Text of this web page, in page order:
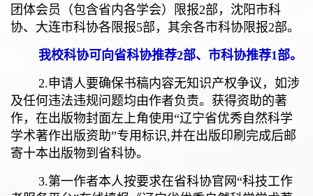
团体会员（包含省内各学会）限报2部，沈阳市科
协、大连市科协各限报5部，其余各市科协限报2部。
我校科协可向省科协推荐2部、市科协推荐1部。
2.申请人要确保书稿内容无知识产权争议，如涉
及任何违法违规问题均由作者负责。获得资助的著
作，在出版物封面左上角使用“辽宁省优秀自然科学
学术著作出版资助”专用标识,并在出版印刷完成后邮
寄十本出版物到省科协。
3.第一作者本人按要求在省科协官网“科技工作